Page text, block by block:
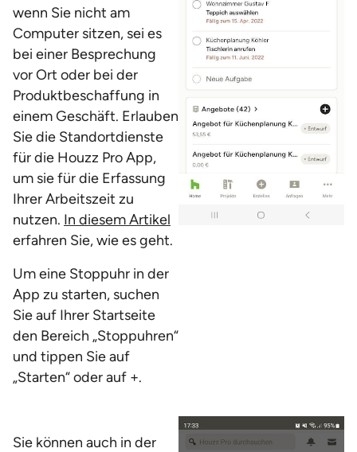
wenn Sie nicht am
Computer sitzen, sei es
bei einer Besprechung
vor Ort oder bei der
Produktbeschaffung in
einem Geschäft. Erlauben
Sie die Standortdienste
für die Houzz Pro App,
um sie für die Erfassung
Ihrer Arbeitszeit zu
nutzen. In diesem Artikel
erfahren Sie, wie es geht.
Um eine Stoppuhr in der
App zu starten, suchen
Sie auf Ihrer Startseite
den Bereich „Stoppuhren“
und tippen Sie auf
„Starten“ oder auf +.
Sie können auch in der